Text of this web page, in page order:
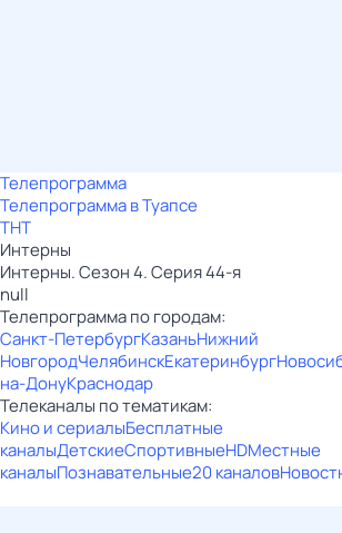
Телепрограмма
Телепрограмма в Туапсе
ТНТ
Интерны
Интерны. Сезон 4. Серия 44-я
null
Телепрограмма по городам:
Санкт-ПетербургКазаньНижний
НовгородЧелябинскЕкатеринбург
на-ДонуКраснодар
Телеканалы по тематикам:
Кино и сериалыБесплатные
каналыДетскиеСпортивныеHDМестные
каналыПознавательные20 каналов